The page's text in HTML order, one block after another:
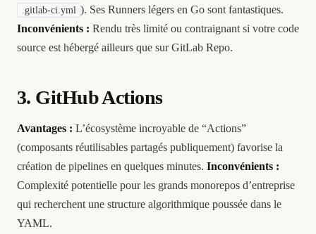
.gitlab-ci.yml ). Ses Runners légers en Go sont fantastiques.
Inconvénients : Rendu très limité ou contraignant si votre code
source est hébergé ailleurs que sur GitLab Repo.
3. GitHub Actions
Avantages : L’écosystème incroyable de “Actions”
(composants réutilisables partagés publiquement) favorise la
création de pipelines en quelques minutes. Inconvénients :
Complexité potentielle pour les grands monorepos d’entreprise
qui recherchent une structure algorithmique poussée dans le
YAML.